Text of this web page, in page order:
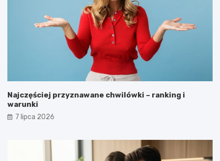
Najczęściej przyznawane chwilówki – ranking i
warunki
7 lipca 2026